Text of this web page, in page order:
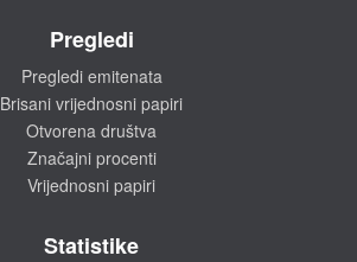
Pregledi
Pregledi emitenata
Brisani vrijednosni papiri
Otvorena društva
Značajni procenti
Vrijednosni papiri
Statistike